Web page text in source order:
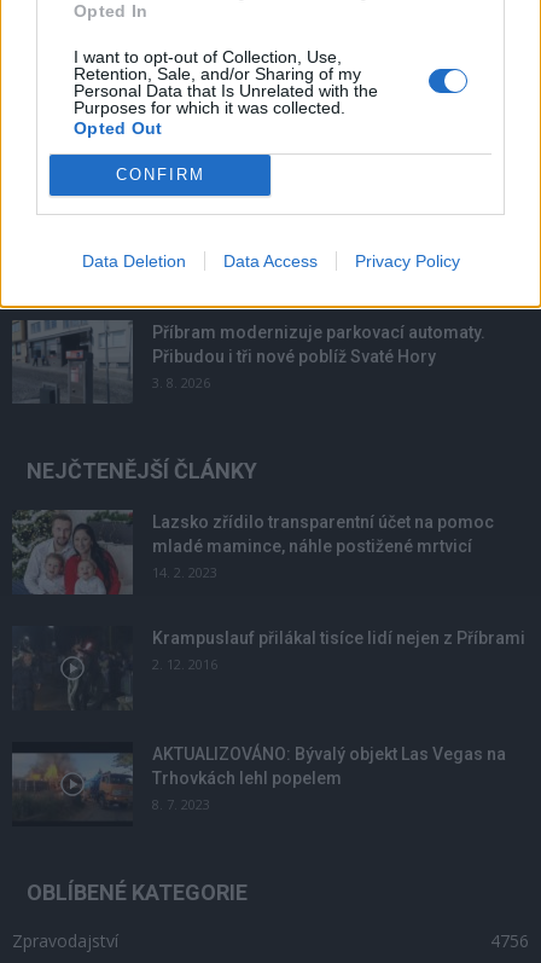
Opted In
I want to opt-out of Collection, Use,
Retention, Sale, and/or Sharing of my
Personal Data that Is Unrelated with the
Purposes for which it was collected.
Opted Out
CONFIRM
Data Deletion Data Access Privacy Policy
NOVINKY
Obděnice vzpomínaly na filmovou legendu
6. 8. 2026
Většina koupališť na Příbramsku nabízí výborné
4. 8. 2026
Příbram modernizuje parkovací automaty.
Přibudou i tři nové poblíž Svaté Hory
3. 8. 2026
NEJČTENĚJŠÍ ČLÁNKY
Lazsko zřídilo transparentní účet na pomoc
mladé mamince, náhle postižené mrtvicí
14. 2. 2023
Krampuslauf přilákal tisíce lidí nejen z Příbrami
2. 12. 2016
AKTUALIZOVÁNO: Bývalý objekt Las Vegas na
Trhovkách lehl popelem
8. 7. 2023
OBLÍBENÉ KATEGORIE
Zpravodajství
4756